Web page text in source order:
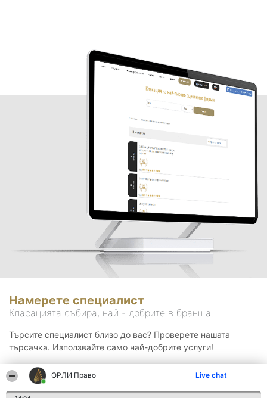
ОРЛИ Право Live chat
Намерете специалист
Класацията събира, най - добрите в бранша.
Търсите специалист близо до вас? Проверете нашата
търсачка. Използвайте само най-добрите услуги!